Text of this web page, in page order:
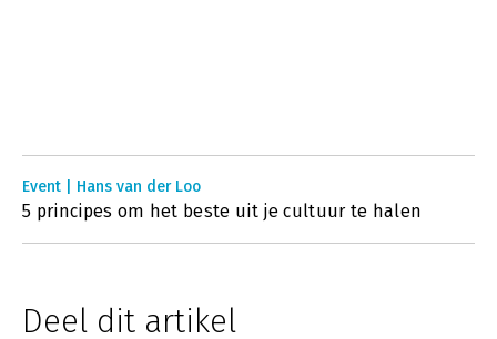
Event | Hans van der Loo
5 principes om het beste uit je cultuur te halen
Deel dit artikel